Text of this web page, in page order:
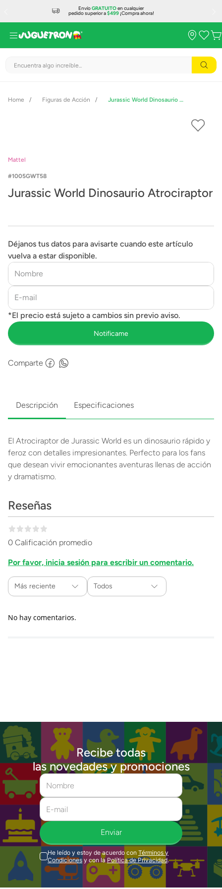
EnvíoGRATUITOen cualquier
pedido superior a$499¡Compra ahora!
Encuentra algo increíble...
Figuras de Acción Jurassic World Dinosaurio Atrociraptor
Mattel
1005GWT58
Jurassic World Dinosaurio Atrociraptor
Déjanos tus datos para avisarte cuando este artículo
vuelva a estar disponible.
Comparte
Descripción Especificaciones
El Atrociraptor de Jurassic World es un dinosaurio rápido y
feroz con detalles impresionantes. Perfecto para los fans
que desean vivir emocionantes aventuras llenas de acción
y dramatismo.
Reseñas
0 Calificación promedio
Por favor, inicia sesión para escribir un comentario.
Más reciente Todos
No hay comentarios.
Recibe todas
las novedades y promociones
Enviar
He leído y estoy de acuerdo con Términos y
Condiciones y con la Política de Privacidad.